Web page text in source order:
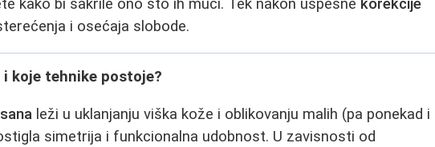
kako bi sakrile ono što ih muči. Tek nakon uspešne korekcije
i osećaja slobode.
koje tehnike postoje?
leži u uklanjanju viška kože i oblikovanju malih (pa ponekad i
simetrija i funkcionalna udobnost. U zavisnosti od